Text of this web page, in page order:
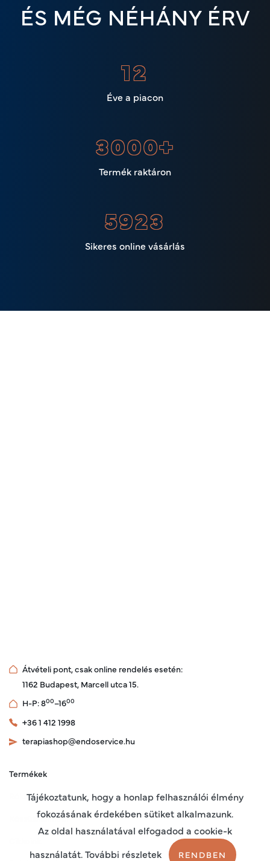
ÉS MÉG NÉHÁNY ÉRV
15
Éve a piacon
3000+
Termék raktáron
6531
Sikeres online vásárlás
Átvételi pont, csak online rendelés esetén:
1162 Budapest, Marcell utca 15.
H-P: 800–1600
+36 1 412 1998
terapiashop@endoservice.hu
Termékek
Rólunk
Készülékeinkről
Tájékoztatunk, hogy a honlap felhasználói élmény
fokozásának érdekében sütiket alkalmazunk.
Az oldal használatával elfogadod a cookie-k
használatát. További részletek
RENDBEN